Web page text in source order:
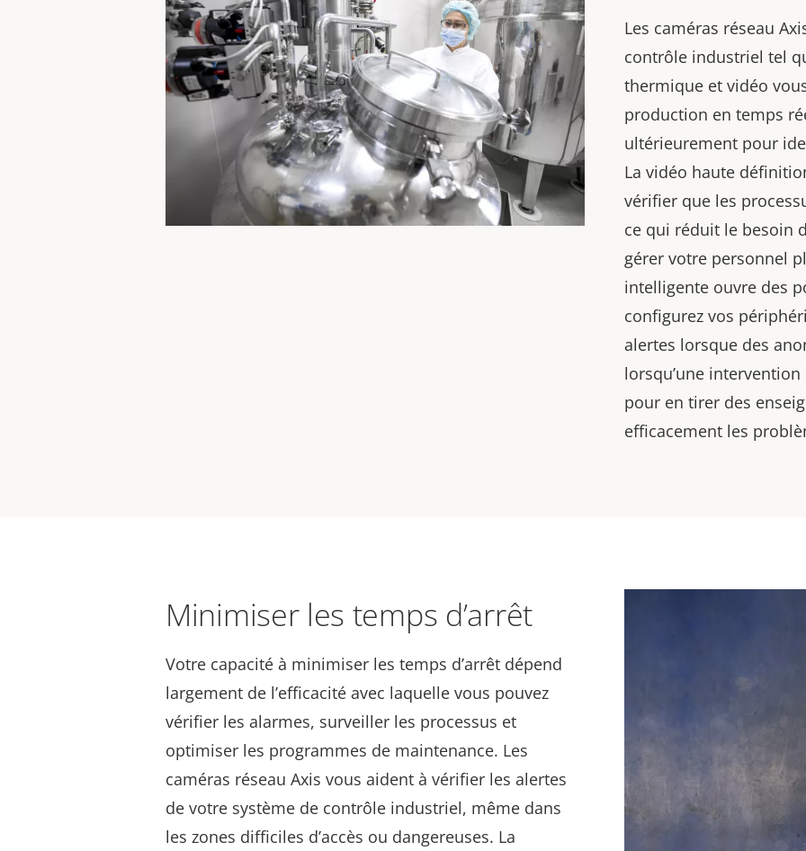
Les caméras réseau
contrôle industriel tel
thermique et vidéo
production en temps
ultérieurement pour
La vidéo haute
vérifier que les
ce qui réduit le besoin
gérer votre personnel
intelligente ouvre des
configurez vos
alertes lorsque des
lorsqu’une
pour en tirer des
efficacement les
Minimiser les temps d’arrêt
Votre capacité à minimiser les temps d’arrêt dépend
largement de l’efficacité avec laquelle vous pouvez
vérifier les alarmes, surveiller les processus et
optimiser les programmes de maintenance. Les
caméras réseau Axis vous aident à vérifier les alertes
de votre système de contrôle industriel, même dans
les zones difficiles d’accès ou dangereuses. La